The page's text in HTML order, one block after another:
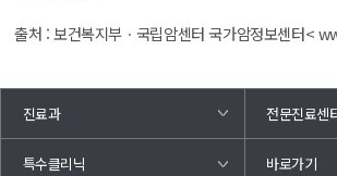
출처 : 보건복지부ㆍ국립암센터 국가암정보센터<
진료과 전문진료센
특수클리닉 바로가기